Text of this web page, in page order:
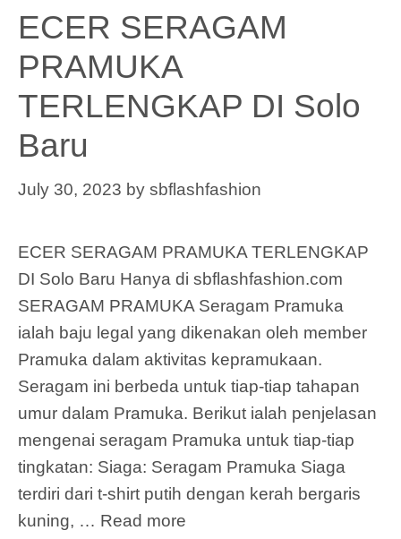
ECER SERAGAM
PRAMUKA
TERLENGKAP DI Solo
Baru
July 30, 2023 by sbflashfashion
ECER SERAGAM PRAMUKA TERLENGKAP
DI Solo Baru Hanya di sbflashfashion.com
SERAGAM PRAMUKA Seragam Pramuka
ialah baju legal yang dikenakan oleh member
Pramuka dalam aktivitas kepramukaan.
Seragam ini berbeda untuk tiap-tiap tahapan
umur dalam Pramuka. Berikut ialah penjelasan
mengenai seragam Pramuka untuk tiap-tiap
tingkatan: Siaga: Seragam Pramuka Siaga
terdiri dari t-shirt putih dengan kerah bergaris
kuning, … Read more